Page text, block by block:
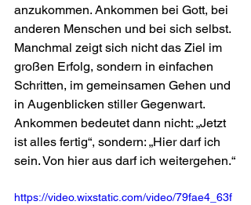
anzukommen. Ankommen bei Gott, bei
anderen Menschen und bei sich selbst.
Manchmal zeigt sich nicht das Ziel im
großen Erfolg, sondern in einfachen
Schritten, im gemeinsamen Gehen und
in Augenblicken stiller Gegenwart.
Ankommen bedeutet dann nicht: „Jetzt
ist alles fertig“, sondern: „Hier darf ich
sein. Von hier aus darf ich weitergehen.“
https://video.wixstatic.com/video/79fae4_63f